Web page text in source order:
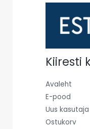
Kiiresti
Avaleht
E-pood
Uus kasutaja
Ostukorv